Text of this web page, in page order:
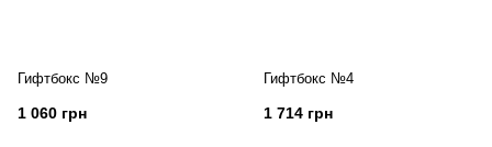
Гифтбокс №9
1 060 грн
Гифтбокс №4
1 714 грн